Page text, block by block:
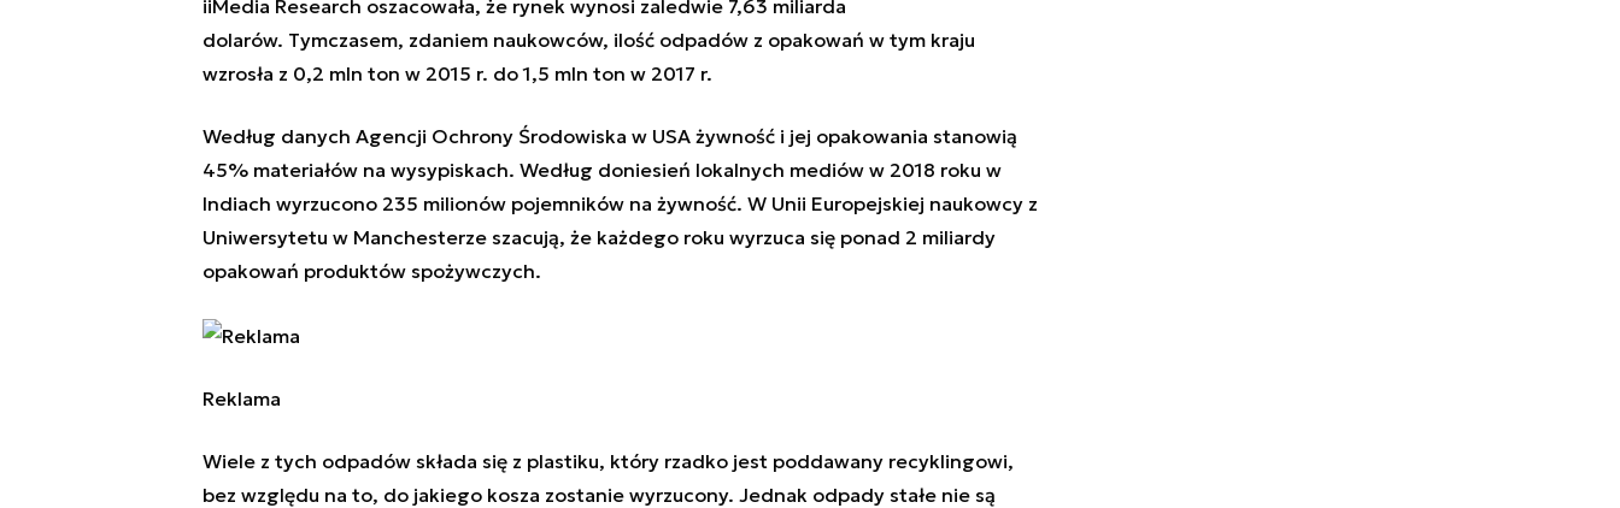
iiMedia Research oszacowała, że rynek wynosi zaledwie 7,63 miliarda
dolarów. Tymczasem, zdaniem naukowców, ilość odpadów z opakowań w tym kraju
wzrosła z 0,2 mln ton w 2015 r. do 1,5 mln ton w 2017 r.
Według danych Agencji Ochrony Środowiska w USA żywność i jej opakowania stanowią
45% materiałów na wysypiskach. Według doniesień lokalnych mediów w 2018 roku w
Indiach wyrzucono 235 milionów pojemników na żywność. W Unii Europejskiej naukowcy z
Uniwersytetu w Manchesterze szacują, że każdego roku wyrzuca się ponad 2 miliardy
opakowań produktów spożywczych.
Reklama
Wiele z tych odpadów składa się z plastiku, który rzadko jest poddawany recyklingowi,
bez względu na to, do jakiego kosza zostanie wyrzucony. Jednak odpady stałe nie są